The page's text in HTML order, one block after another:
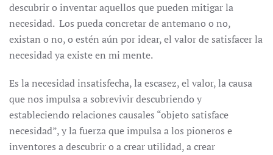
descubrir o inventar aquellos que pueden mitigar la
necesidad. Los pueda concretar de antemano o no,
existan o no, o estén aún por idear, el valor de satisfacer la
necesidad ya existe en mi mente.
Es la necesidad insatisfecha, la escasez, el valor, la causa
que nos impulsa a sobrevivir descubriendo y
estableciendo relaciones causales “objeto satisface
necesidad”, y la fuerza que impulsa a los pioneros e
inventores a descubrir o a crear utilidad, a crear